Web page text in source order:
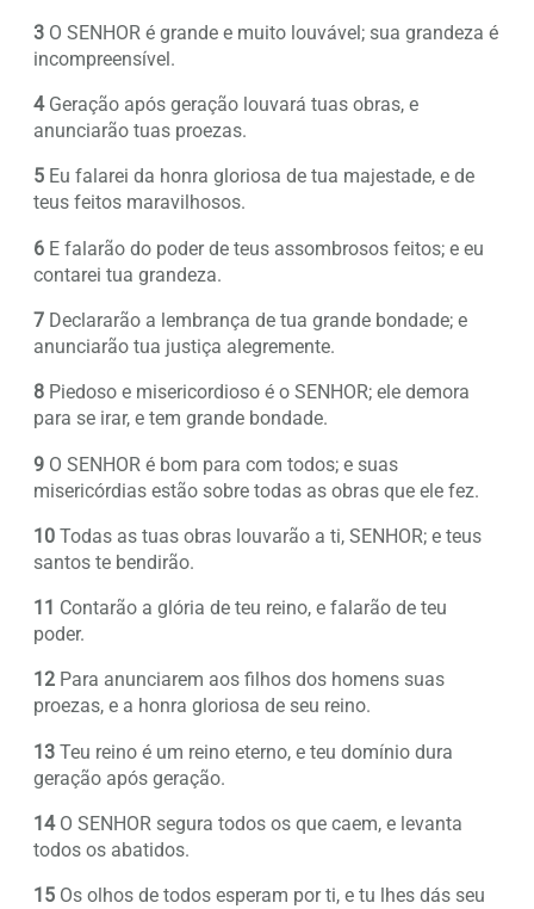
3 O SENHOR é grande e muito louvável; sua grandeza é
incompreensível.
4Geração após geração louvará tuas obras, e
anunciarão tuas proezas.
5 Eu falarei da honra gloriosa de tua majestade, e de
teus feitos maravilhosos.
6 E falarão do poder de teus assombrosos feitos; e eu
contarei tua grandeza.
7 Declararão a lembrança de tua grande bondade; e
anunciarão tua justiça alegremente.
8 Piedoso e misericordioso é o SENHOR; ele demora
para se irar, e tem grande bondade.
9 O SENHOR é bom para com todos; e suas
misericórdias estão sobre todas as obras que ele fez.
10 Todas as tuas obras louvarão a ti, SENHOR; e teus
santos te bendirão.
11 Contarão a glória de teu reino, e falarão de teu
poder.
12 Para anunciarem aos filhos dos homens suas
proezas, e a honra gloriosa de seu reino.
13 Teu reino é um reino eterno, e teu domínio dura
geração após geração.
14O SENHOR segura todos os que caem, e levanta
todos os abatidos.
15 Os olhos de todos esperam por ti, e tu lhes dás seu